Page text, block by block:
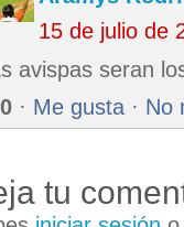
15 de julio de
avispas seran
0 · Me gusta · No
tu